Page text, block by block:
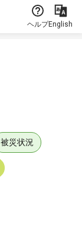
ヘルプEnglish
被災状況